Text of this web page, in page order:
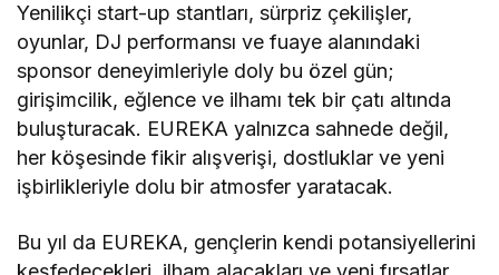
Yenilikçi start-up stantları, sürpriz çekilişler,
oyunlar, DJ performansı ve fuaye alanındaki
sponsor deneyimleriyle doly bu özel gün;
girişimcilik, eğlence ve ilhamı tek bir çatı altında
buluşturacak. EUREKA yalnızca sahnede değil,
her köşesinde fikir alışverişi, dostluklar ve yeni
işbirlikleriyle dolu bir atmosfer yaratacak.
Bu yıl da EUREKA, gençlerin kendi potansiyellerini